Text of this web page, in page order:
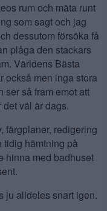
rum och mäta runt
som sagt och jag
dessutom försöka få
plåga den stackars
Världens Bästa
också men inga stora
ser så fram emot att
väl är dags.
färgplaner, redigering
tidig hämtning på
hinna med badhuset
ju alldeles snart igen.